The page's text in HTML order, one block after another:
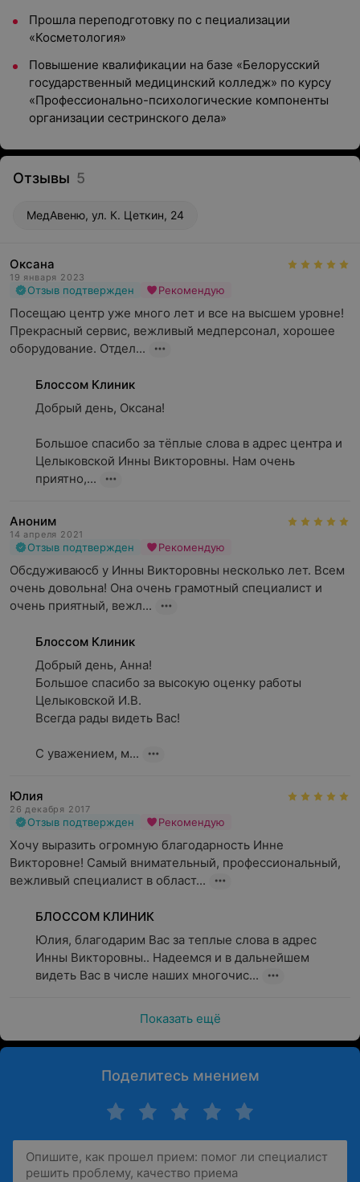
Прошла переподготовку по с пециализации
«Косметология»
Повышение квалификации на базе «Белорусский
государственный медицинский колледж» по курсу
«Профессионально-психологические компоненты
организации сестринского дела»
Отзывы 5
МедАвеню, ул. К. Цеткин, 24
Оксана
19 января 2023
Отзыв подтвержден Рекомендую
Посещаю центр уже много лет и все на высшем уровне!
Прекрасный сервис, вежливый медперсонал, хорошее
оборудование. Отдел...
Блоссом Клиник
Добрый день, Оксана!
Большое спасибо за тёплые слова в адрес центра и
Целыковской Инны Викторовны. Нам очень
приятно,...
Аноним
14 апреля 2021
Отзыв подтвержден Рекомендую
Обсдуживаюсб у Инны Викторовны несколько лет. Всем
очень довольна! Она очень грамотный специалист и
очень приятный, вежл...
Блоссом Клиник
Добрый день, Анна!
Большое спасибо за высокую оценку работы
Целыковской И.В.
Всегда рады видеть Вас!
С уважением, м...
Юлия
26 декабря 2017
Отзыв подтвержден Рекомендую
Хочу выразить огромную благодарность Инне
Викторовне! Самый внимательный, профессиональный,
вежливый специалист в област...
БЛОССОМ КЛИНИК
Юлия, благодарим Вас за теплые слова в адрес
Инны Викторовны.. Надеемся и в дальнейшем
видеть Вас в числе наших многочис...
Показать ещё
Поделитесь мнением